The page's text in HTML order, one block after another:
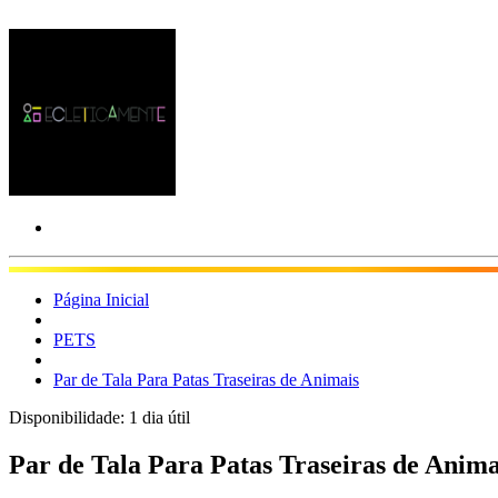
Página Inicial
PETS
Par de Tala Para Patas Traseiras de Animais
Disponibilidade: 1 dia útil
Par de Tala Para Patas Traseiras de